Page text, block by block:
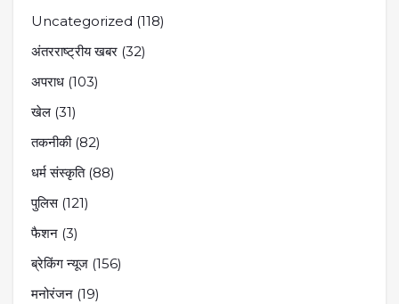
Uncategorized (118)
अंतरराष्ट्रीय खबर (32)
अपराध (103)
खेल (31)
तकनीकी(82)
धर्म संस्कृति(88)
पुलिस(121)
फैशन (3)
ब्रेकिंग न्यूज (156)
मनोरंजन (19)